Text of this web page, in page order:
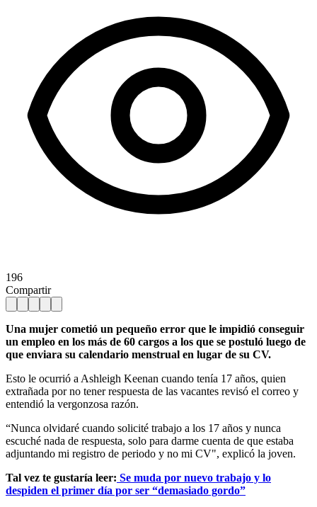
196
Compartir
Una mujer cometió un pequeño error que le impidió conseguir
un empleo en los más de 60 cargos a los que se postuló luego de
que enviara su calendario menstrual en lugar de su CV.
Esto le ocurrió a Ashleigh Keenan cuando tenía 17 años, quien
extrañada por no tener respuesta de las vacantes revisó el correo y
entendió la vergonzosa razón.
“Nunca olvidaré cuando solicité trabajo a los 17 años y nunca
escuché nada de respuesta, solo para darme cuenta de que estaba
adjuntando mi registro de periodo y no mi CV", explicó la joven.
Tal vez te gustaría leer: Se muda por nuevo trabajo y lo
despiden el primer día por ser “demasiado gordo”